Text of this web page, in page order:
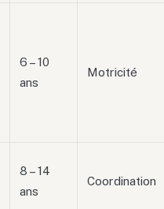
6 – 10
ans
Motricité
8 – 14
ans
Coordination